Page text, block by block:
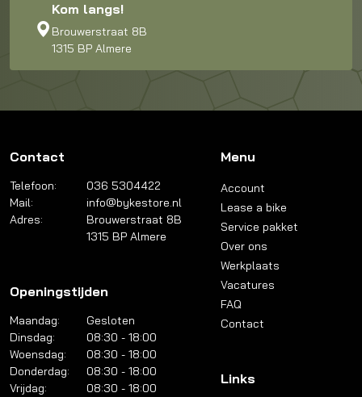
Kom langs!
Brouwerstraat 8B
1315 BP Almere
Contact
Telefoon:
036 5304422
Mail:
info@bykestore.nl
Adres:
Brouwerstraat 8B
1315 BP Almere
Openingstijden
Maandag:
Gesloten
Dinsdag:
08:30 - 18:00
Woensdag:
08:30 - 18:00
Donderdag:
08:30 - 18:00
Vrijdag:
08:30 - 18:00
Menu
Account
Lease a bike
Service pakket
Over ons
Werkplaats
Vacatures
FAQ
Contact
Links